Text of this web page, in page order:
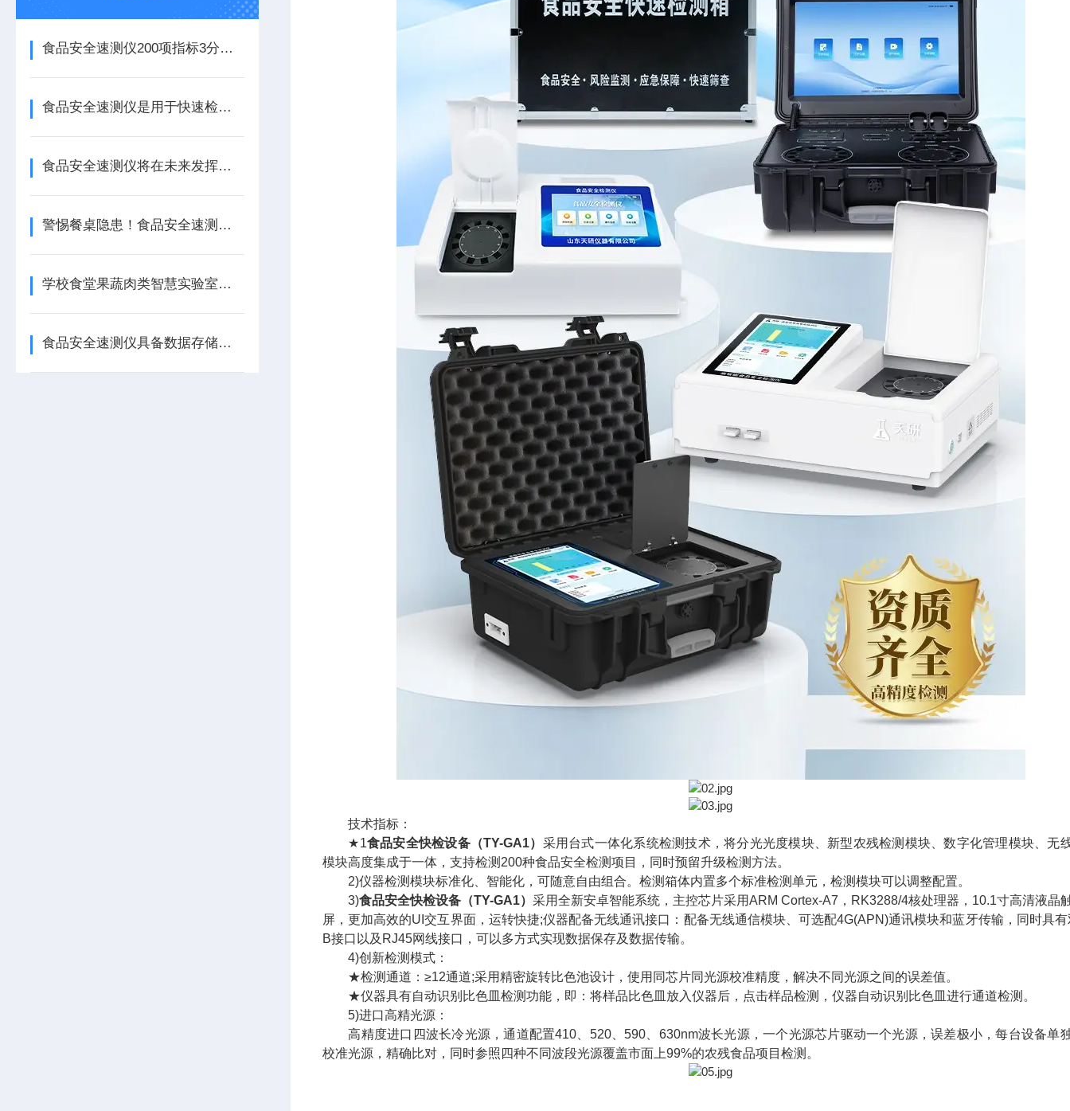
食品安全速测仪200项指标3分钟出结果，基层监管从“事后追责“转向“事前预警“
食品安全速测仪是用于快速检测食品安全性的设备
食品安全速测仪将在未来发挥更加重要的作用
警惕餐桌隐患！食品安全速测仪揭秘：瘦肉精、甲醛等非法添加一测便知
学校食堂果蔬肉类智慧实验室建设方案配置清单
食品安全速测仪具备数据存储、打印以及与电脑通讯等功能
技术指标：
★1食品安全快检设备（TY-GA1） 采用台式一体化系统检测技术，将分光光度模块、新型农残检测模块、数字化管理模块、无
模块高度集成于一体，支持检测200种食品安全检测项目，同时预留升级检测方法。
2)仪器检测模块标准化、智能化，可随意自由组合。检测箱体内置多个标准检测单元，检测模块可以调整配置。
3)食品安全快检设备（TY-GA1） 采用全新安卓智能系统，主控芯片采用ARM Cortex-A7，RK3288/4核处理器，10.1寸高清液晶
屏，更加高效的UI交互界面，运转快捷;仪器配备无线通讯接口：配备无线通信模块、可选配4G(APN)通讯模块和蓝牙传输，同时具
B接口以及RJ45网线接口，可以多方式实现数据保存及数据传输。
4)创新检测模式：
★检测通道：≥12通道;采用精密旋转比色池设计，使用同芯片同光源校准精度，解决不同光源之间的误差值。
★仪器具有自动识别比色皿检测功能，即：将样品比色皿放入仪器后，点击样品检测，仪器自动识别比色皿进行通道检测。
5)进口高精光源：
高精度进口四波长冷光源，通道配置410、520、590、630nm波长光源，一个光源芯片驱动一个光源，误差极小，每台设备单
校准光源，精确比对，同时参照四种不同波段光源覆盖市面上99%的农残食品项目检测。